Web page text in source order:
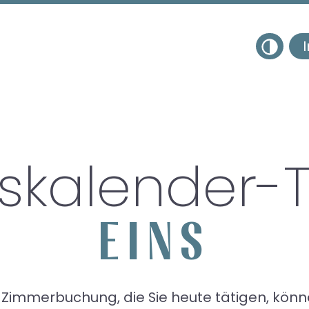
Toggle
EINS
die Sie heute tätigen,